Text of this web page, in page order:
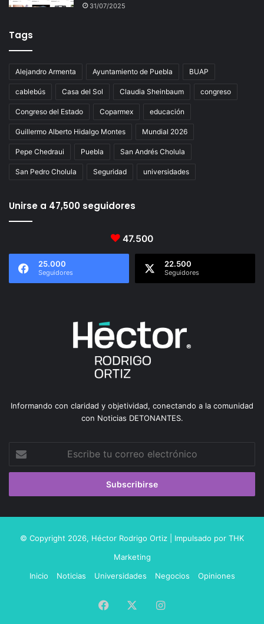
31/07/2025
Tags
Alejandro Armenta Ayuntamiento de Puebla BUAP
cablebús Casa del Sol Claudia Sheinbaum congreso
Congreso del Estado Coparmex educación
Guillermo Alberto Hidalgo Montes Mundial 2026
Pepe Chedraui Puebla San Andrés Cholula
San Pedro Cholula Seguridad universidades
Unirse a 47,500 seguidores
47.500
25.000
Seguidores
22.500
Seguidores
Informando con claridad y objetividad, conectando a la comunidad
con Noticias DETONANTES.
correo
© Copyright 2026, Héctor Rodrigo Ortiz | Impulsado por THK
Marketing
Inicio
Noticias Universidades Negocios Opiniones
Facebook Instagram